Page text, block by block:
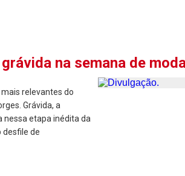
na semana de
relevantes do
Grávida, a
nessa etapa inédita da
desfile de